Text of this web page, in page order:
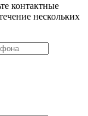
контактные
нескольких